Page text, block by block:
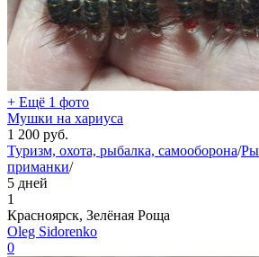
+ Ещё 1 фото
Мушки на хариуса
1 200 руб.
Туризм, охота, рыбалка, самооборона/
приманки/
5 дней
1
Красноярск, Зелёная Роща
Oleg Sidorenko
0